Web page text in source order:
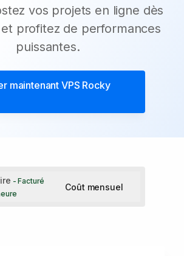
vos projets en ligne dès
profitez de performances
puissantes.
maintenant VPS Rocky
- Facturé
Coût mensuel